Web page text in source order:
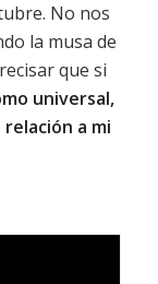
No nos
la musa de
que si
universal,
a mi